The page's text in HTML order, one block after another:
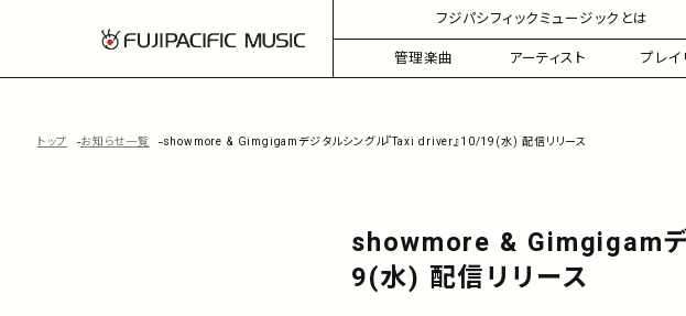
フジパシフィックミュージックとは
管理楽曲
アーティスト プレイ
トップ お知らせ一覧 showmore & Gimgigamデジタルシングル『Taxi driver』10/19(水) 配信リリース
showmore & Gimgigam
9(水) 配信リリース